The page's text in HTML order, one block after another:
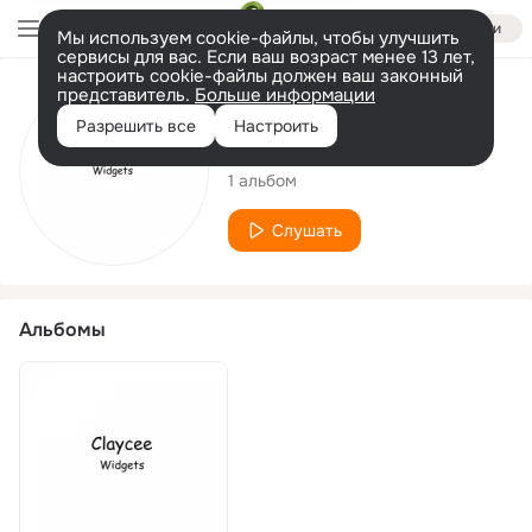
Войти
Мы используем cookie-файлы, чтобы улучшить
сервисы для вас. Если ваш возраст менее 13 лет,
настроить cookie-файлы должен ваш законный
представитель. Больше информации
Разрешить все Настроить
Исполнитель
Claycee
1 альбом
Слушать
Альбомы